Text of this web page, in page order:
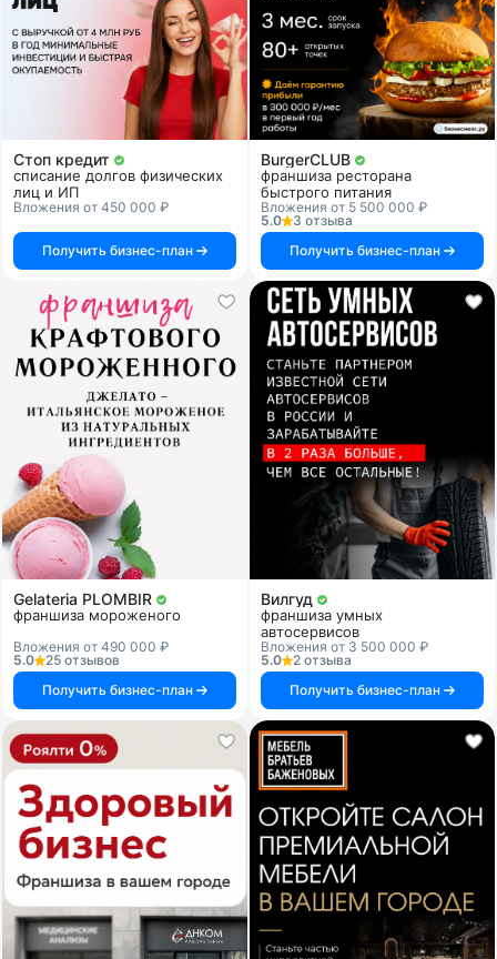
Стоп кредит
списание долгов физических
лиц и ИП
Вложения от 450 000 ₽
Получить бизнес-план
BurgerCLUB
франшиза ресторана
быстрого питания
Вложения от 5 500 000 ₽
5.0
3 отзыва
Получить бизнес-план
Gelateria PLOMBIR
франшиза мороженого
Вложения от 490 000 ₽
5.0
25 отзывов
Получить бизнес-план
Вилгуд
франшиза умных
автосервисов
Вложения от 3 500 000 ₽
5.0
2 отзыва
Получить бизнес-план